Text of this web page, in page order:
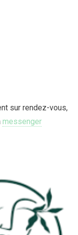
sur rendez-vous,
messenger